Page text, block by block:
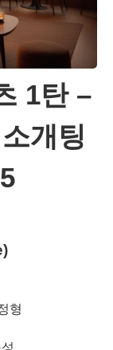
1탄 –
개팅
형